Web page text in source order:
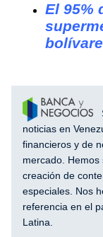
El 95%
noticias en
financieros y de
mercado.
creación de
especiales. Nos
referencia en el
Latina.